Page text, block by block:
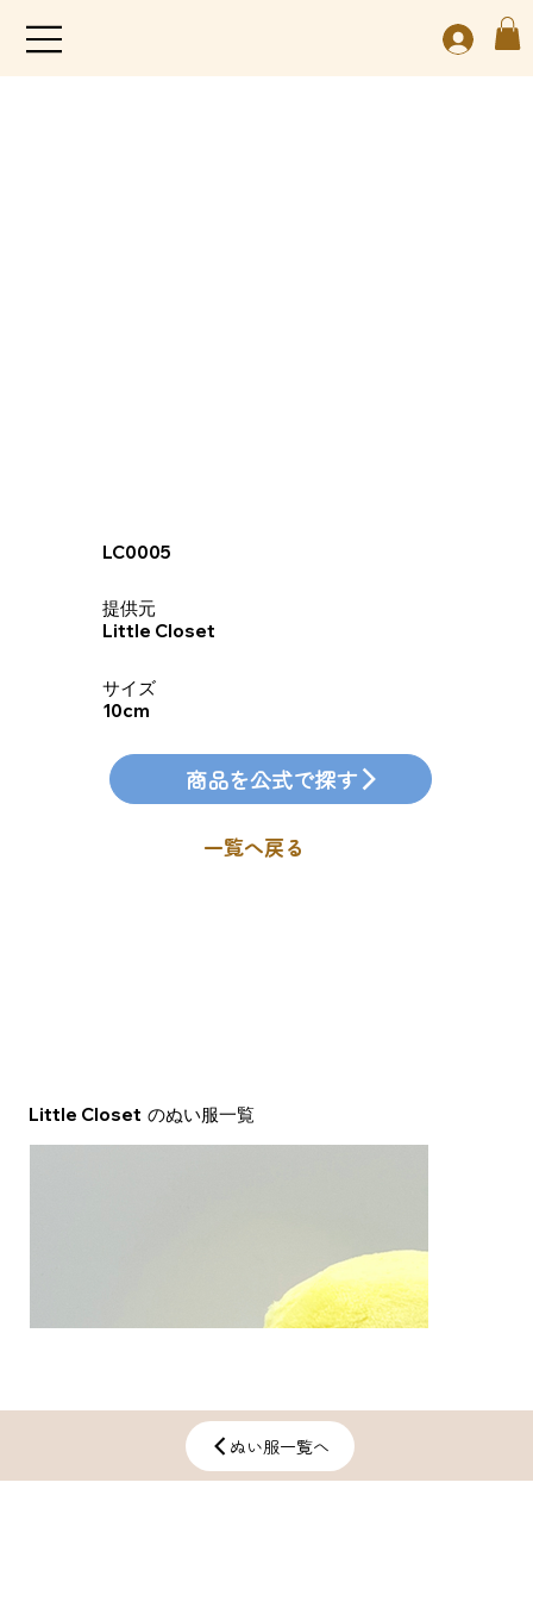
LC0005
​提供元
Little Closet
​サイズ
10cm
商品を公式で探す
一覧へ戻る
Little Closet ​のぬい服一覧
ぬい服一覧へ